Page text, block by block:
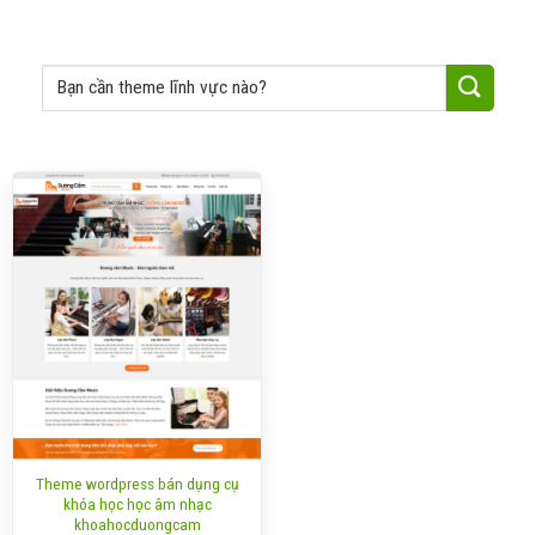
Theme wordpress bán dụng cụ
khóa học học âm nhạc
khoahocduongcam